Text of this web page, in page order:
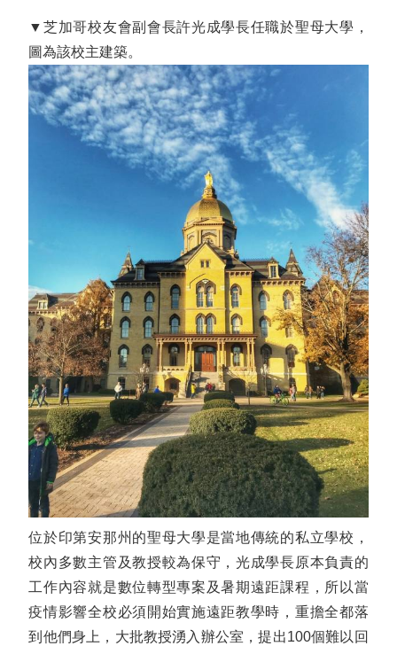
▼芝加哥校友會副會長許光成學長任職於聖母大學，
圖為該校主建築。
位於印第安那州的聖母大學是當地傳統的私立學校，
校內多數主管及教授較為保守，光成學長原本負責的
工作內容就是數位轉型專案及暑期遠距課程，所以當
疫情影響全校必須開始實施遠距教學時，重擔全都落
到他們身上，大批教授湧入辦公室，提出100個難以回